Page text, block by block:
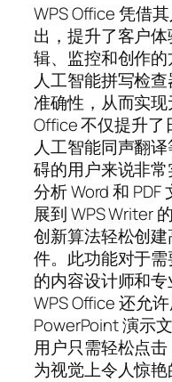
WPS Office 凭借
出，提升了客户
辑、监控和创作
人工智能拼写检
准确性，从而实
Office 不仅提升了
人工智能同声翻
碍的用户来说非
分析 Word 和
展到 WPS Writer
创新算法轻松创
件。此功能对于
的内容设计师和
WPS Office 还允
PowerPoint 演示
用户只需轻松点
为视觉上令人惊艳